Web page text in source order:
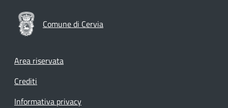
Comune di Cervia
Footer menu
Area riservata
Crediti
Informativa privacy